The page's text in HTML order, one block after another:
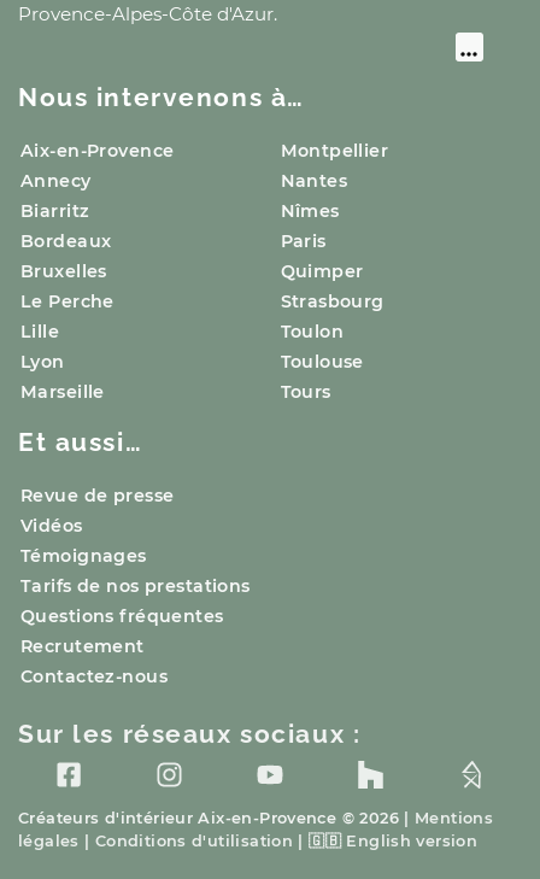
Provence-Alpes-Côte d'Azur.
Nous intervenons à…
Aix-en-Provence
Annecy
Biarritz
Bordeaux
Bruxelles
Le Perche
Lille
Lyon
Marseille
Montpellier
Nantes
Nîmes
Paris
Quimper
Strasbourg
Toulon
Toulouse
Tours
Et aussi…
Revue de presse
Vidéos
Témoignages
Tarifs de nos prestations
Questions fréquentes
Recrutement
Contactez-nous
Créateurs d'intérieurAix-en-Provence © 2026 | Mentions
légales | Conditions d'utilisation | 🇬🇧 English version
Sur les réseaux sociaux :